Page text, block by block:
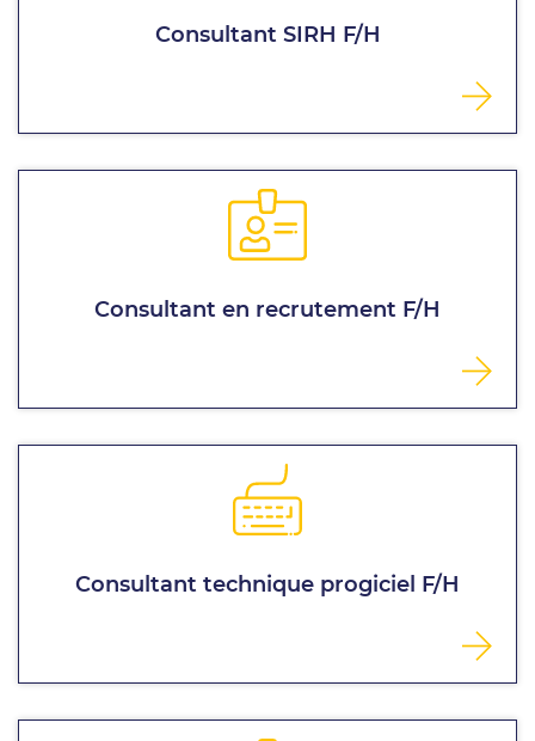
Consultant SIRH F/H
Consultant en recrutement F/H
Consultant technique progiciel F/H